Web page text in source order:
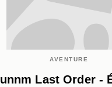
AVENTURE
Last Order -